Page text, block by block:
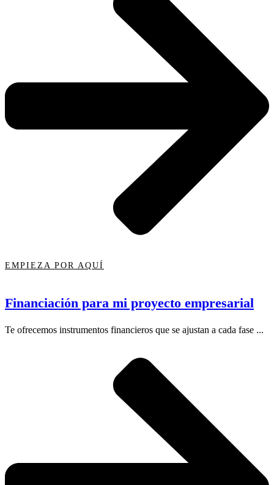
EMPIEZA POR AQUÍ
Financiación para mi proyecto empresarial
Te ofrecemos instrumentos financieros que se ajustan a cada fase ...